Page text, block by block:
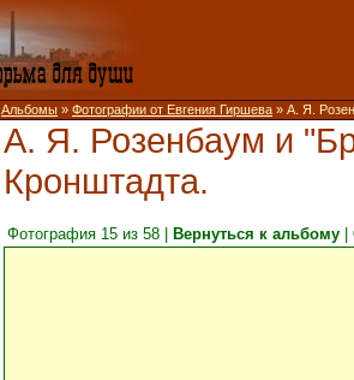
Альбомы » Фотографии от Евгения Гиршева » А. Я.
А. Я. Розенбаум и
Кронштадта.
Фотография 15 из 58 | Вернуться к альбому